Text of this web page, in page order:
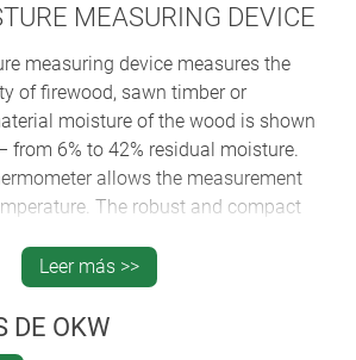
MEASURING DEVICE
measuring device measures the
of firewood, sawn timber or
moisture of the wood is shown
from 6% to 42% residual moisture.
allows the measurement
The robust and compact
Leer más >>
DE OKW